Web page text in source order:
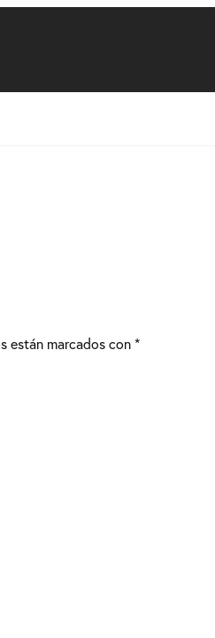
están marcados con*